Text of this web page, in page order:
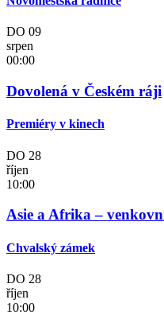
DO 09
srpen
00:00
Dovolená v Českém ráji
Premiéry v kinech
DO 28
říjen
10:00
Asie a Afrika –
Chvalský zámek
DO 28
říjen
10:00